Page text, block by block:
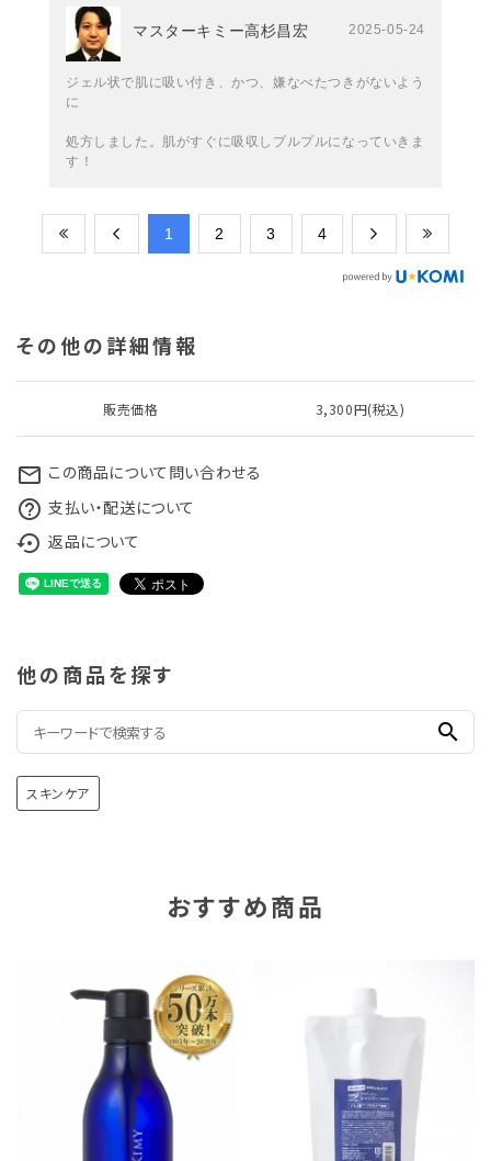
マスターキミー高杉昌宏 2025-05-24
ジェル状で肌に吸い付き、かつ、嫌なべたつきがないよう
に
処方しました。肌がすぐに吸収しプルプルになっていきま
す！
​1 ​2 ​3 ​4
その他の詳細情報
販売価格 3,300円(税込)
mail_outline この商品について問い合わせる
help_outline 支払い・配送について
settings_backup_restore 返品について
他の商品を探す
search
スキンケア
おすすめ商品